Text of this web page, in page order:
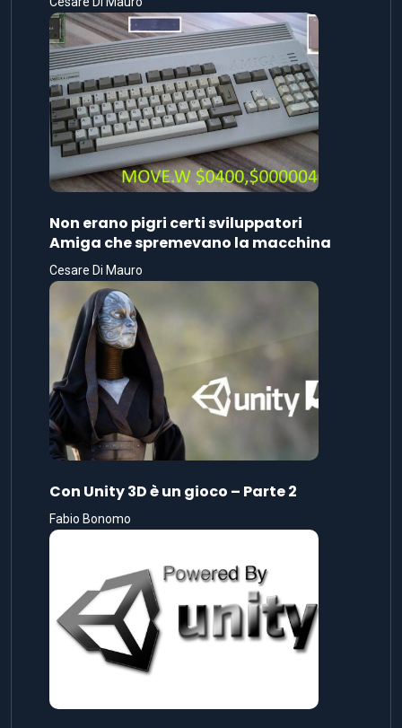
Non erano pigri certi sviluppatori
Amiga che spremevano la macchina
Cesare Di Mauro
Con Unity 3D è un gioco – Parte 2
Fabio Bonomo